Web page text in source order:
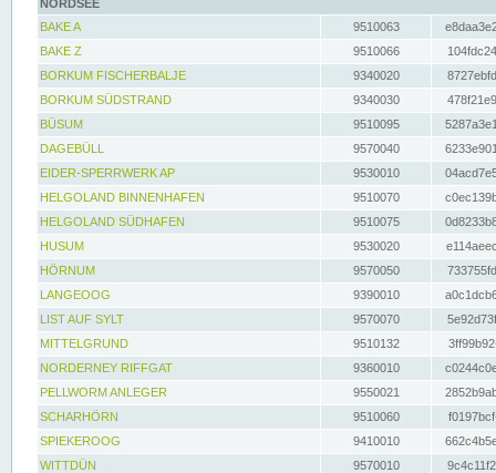
NORDSEE
BAKE A
9510063
BAKE Z
9510066
BORKUM FISCHERBALJE
9340020
BORKUM SÜDSTRAND
9340030
BÜSUM
9510095
DAGEBÜLL
9570040
EIDER-SPERRWERK AP
9530010
HELGOLAND BINNENHAFEN
9510070
HELGOLAND SÜDHAFEN
9510075
HUSUM
9530020
HÖRNUM
9570050
LANGEOOG
9390010
LIST AUF SYLT
9570070
MITTELGRUND
9510132
NORDERNEY RIFFGAT
9360010
PELLWORM ANLEGER
9550021
SCHARHÖRN
9510060
SPIEKEROOG
9410010
WITTDÜN
9570010